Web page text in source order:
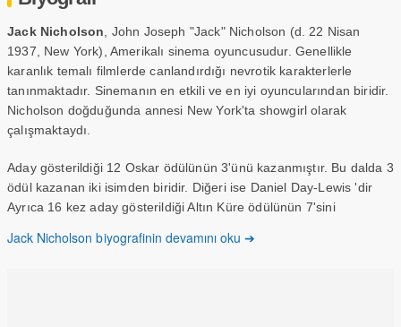
Jack Nicholson , John Joseph "Jack" Nicholson (d. 22 Nisan
1937, New York), Amerikalı sinema oyuncusudur. Genellikle
karanlık temalı filmlerde canlandırdığı nevrotik karakterlerle
tanınmaktadır. Sinemanın en etkili ve en iyi oyuncularından biridir.
Nicholson doğduğunda annesi New York'ta showgirl olarak
çalışmaktaydı.
Aday gösterildiği 12 Oskar ödülünün 3'ünü kazanmıştır. Bu dalda 3
ödül kazanan iki isimden biridir. Diğeri ise Daniel Day-Lewis 'dir
Ayrıca 16 kez aday gösterildiği Altın Küre ödülünün 7'sini
Film Enstitüsünden "Ömür boyu başarı ödülü"nü alarak, bu ödülü
Jack Nicholson biyografinin devamını oku ➔